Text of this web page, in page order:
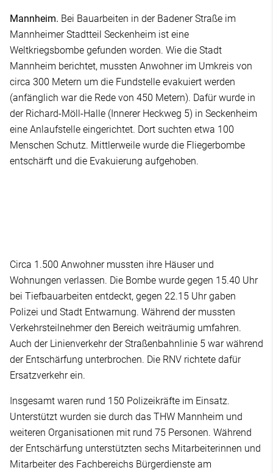
Mannheim. Bei Bauarbeiten in der Badener Straße im
Mannheimer Stadtteil Seckenheim ist eine
Weltkriegsbombe gefunden worden. Wie die Stadt
Mannheim berichtet, mussten Anwohner im Umkreis von
circa 300 Metern um die Fundstelle evakuiert werden
(anfänglich war die Rede von 450 Metern). Dafür wurde in
der Richard-Möll-Halle (Innerer Heckweg 5) in Seckenheim
eine Anlaufstelle eingerichtet. Dort suchten etwa 100
Menschen Schutz. Mittlerweile wurde die Fliegerbombe
entschärft und die Evakuierung aufgehoben.
Circa 1.500 Anwohner mussten ihre Häuser und
Wohnungen verlassen. Die Bombe wurde gegen 15.40 Uhr
bei Tiefbauarbeiten entdeckt, gegen 22.15 Uhr gaben
Polizei und Stadt Entwarnung. Während der mussten
Verkehrsteilnehmer den Bereich weiträumig umfahren.
Auch der Linienverkehr der Straßenbahnlinie 5 war während
der Entschärfung unterbrochen. Die RNV richtete dafür
Ersatzverkehr ein.
Insgesamt waren rund 150 Polizeikräfte im Einsatz.
Unterstützt wurden sie durch das THW Mannheim und
weiteren Organisationen mit rund 75 Personen. Während
der Entschärfung unterstützten sechs Mitarbeiterinnen und
Mitarbeiter des Fachbereichs Bürgerdienste am